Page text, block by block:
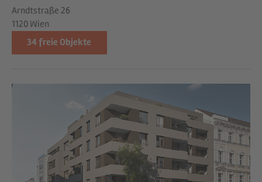
Arndtstraße 26
1120 Wien
34freie Objekte